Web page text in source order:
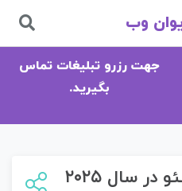
وب
جهت رزرو تبلیغات تماس
بگیرید.
سال ۲۰۲۵